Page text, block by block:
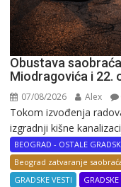
Obustava
Miodragovića i 22.
07/08/2026 Alex
Tokom izvođenja
izgradnji kišne
BEOGRAD - OSTALE
Beograd zatvaranje
GRADSKE VESTI